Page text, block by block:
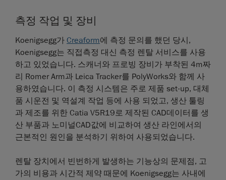
측정 작업 및 장비
Koenigsegg가 Creaform에 측정 문의를 했던 당시,
Koenigsegg는 직접측정 대신 측정 렌탈 서비스를 사용
하고 있었습니다. 스캐너와 프로빙 장비가 부착된 4m짜
리 Romer Arm과 Leica Tracker를 PolyWorks와 함께 사
용하였습니다. 이 측정 시스템은 주로 제품 set-up, 대체
품 시운전 및 역설계 작업 등에 사용 되었고, 생산 툴링
과 제조를 위한 Catia V5R19로 제작된 CAD데이터를 생
산 부품과 노미널CAD값에 비교하여 생산 라인에서의
근본적인 원인을 분석하기 위하여 사용되었습니다.
렌탈 장치에서 빈번하게 발생하는 기능상의 문제점, 고
가의 비용과 시간적 제약 때문에 Koenigsegg는 사내에